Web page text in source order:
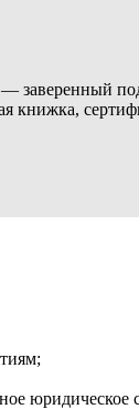
заверенный
книжка,
юридическое